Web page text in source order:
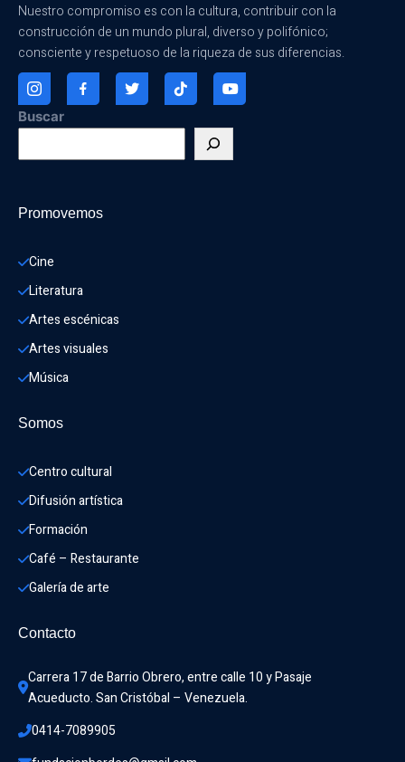
Nuestro compromiso es con la cultura, contribuir con la
construcción de un mundo plural, diverso y polifónico;
consciente y respetuoso de la riqueza de sus diferencias.
Buscar
Promovemos
Cine
Literatura
Artes escénicas
Artes visuales
Música
Somos
Centro cultural
Difusión artística
Formación
Café – Restaurante
Galería de arte
Contacto
Carrera 17 de Barrio Obrero, entre calle 10 y Pasaje
Acueducto. San Cristóbal – Venezuela.
0414-7089905